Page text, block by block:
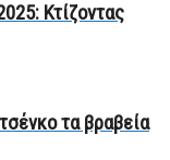
Κτίζοντας
τα βραβεία